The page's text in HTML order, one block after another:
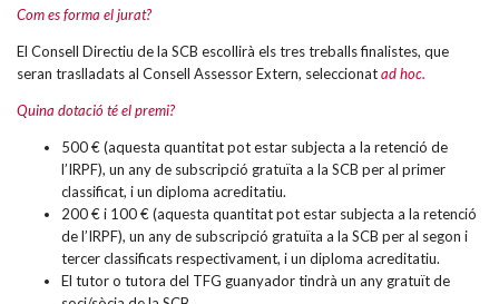
Com es forma el jurat?
El Consell Directiu de la SCB escollirà els tres treballs finalistes, que
seran traslladats al Consell Assessor Extern, seleccionatad hoc.
Quina dotació té el premi?
500 € (aquesta quantitat pot estar subjecta a la retenció de
l’IRPF), un any de subscripció gratuïta a la SCB per al primer
classificat, i un diploma acreditatiu.
200 € i 100 € (aquesta quantitat pot estar subjecta a la retenció
de l’IRPF), un any de subscripció gratuïta a la SCB per al segon i
tercer classificats respectivament, i un diploma acreditatiu.
El tutor o tutora del TFG guanyador tindrà un any gratuït de
soci/sòcia de la SCB.